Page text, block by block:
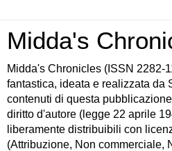
Midda's
Midda's Chronicles (ISSN 2282-
fantastica, ideata e realizzata da
contenuti di questa
diritto d'autore (legge 22 aprile
liberamente distribuibili con
(Attribuzione, Non commerciale,